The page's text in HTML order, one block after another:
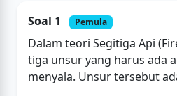
Soal 1 Pemula
Dalam teori Segitiga Api
tiga unsur yang harus ada
menyala. Unsur tersebut